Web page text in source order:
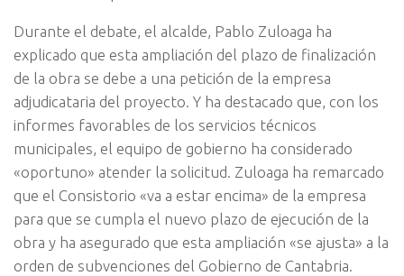
Durante el debate, el alcalde, Pablo Zuloaga ha
explicado que esta ampliación del plazo de finalización
de la obra se debe a una petición de la empresa
adjudicataria del proyecto. Y ha destacado que, con los
informes favorables de los servicios técnicos
municipales, el equipo de gobierno ha considerado
«oportuno» atender la solicitud. Zuloaga ha remarcado
que el Consistorio «va a estar encima» de la empresa
para que se cumpla el nuevo plazo de ejecución de la
obra y ha asegurado que esta ampliación «se ajusta» a la
orden de subvenciones del Gobierno de Cantabria.